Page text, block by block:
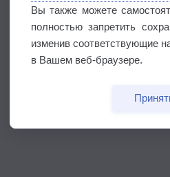
Вы также можете
полностью запретить
изменив соответствующие
в Вашем веб-браузере.